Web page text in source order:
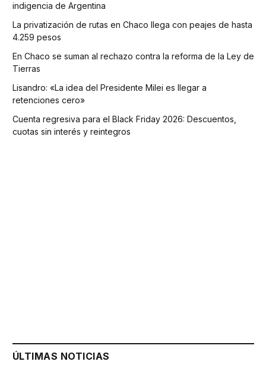
indigencia de Argentina
La privatización de rutas en Chaco llega con peajes de hasta
4.259 pesos
En Chaco se suman al rechazo contra la reforma de la Ley de
Tierras
Lisandro: «La idea del Presidente Milei es llegar a
retenciones cero»
Cuenta regresiva para el Black Friday 2026: Descuentos,
cuotas sin interés y reintegros
ÚLTIMAS NOTICIAS